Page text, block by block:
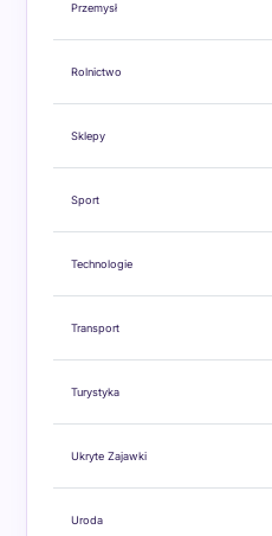
Przemysł
Rolnictwo
Sklepy
Sport
Technologie
Transport
Turystyka
Ukryte Zajawki
Uroda